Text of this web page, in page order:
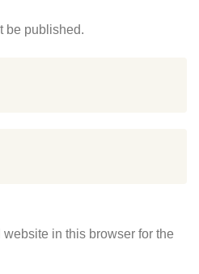
be published.
in this browser for the